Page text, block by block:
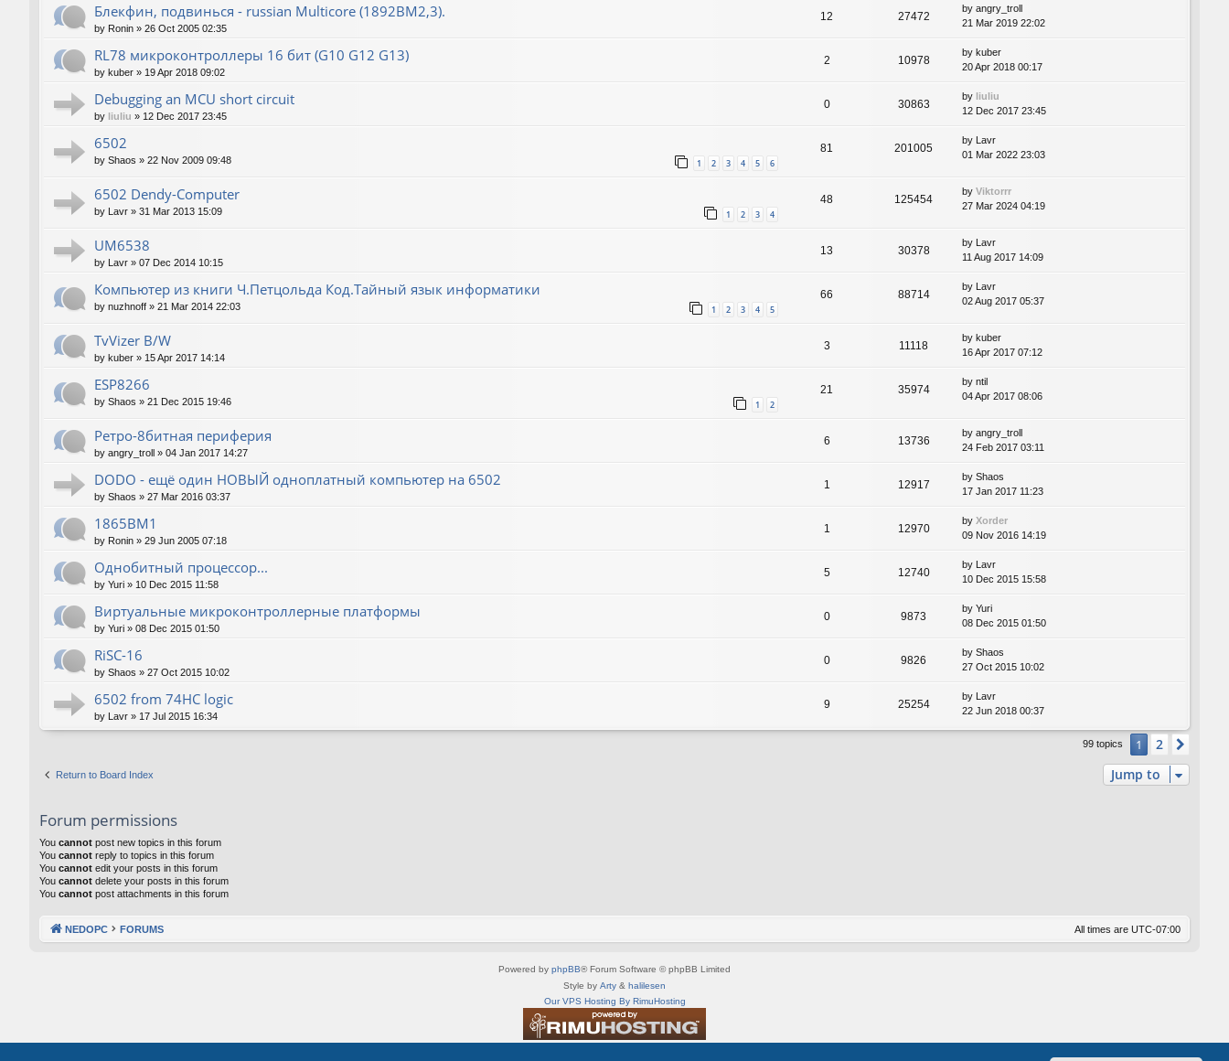
Блекфин, подвинься - russian Multicore (1892ВМ2,3).
by Ronin » 26 Oct 2005 02:35
12 27472
by angry_troll
21 Mar 2019 22:02
RL78 микроконтроллеры 16 бит (G10 G12 G13)
by kuber » 19 Apr 2018 09:02
2 10978
by kuber
20 Apr 2018 00:17
Debugging an MCU short circuit
by liuliu » 12 Dec 2017 23:45
0 30863
by liuliu
12 Dec 2017 23:45
6502
by Shaos » 22 Nov 2009 09:48 1 2 3 4 5 6
81 201005
by Lavr
01 Mar 2022 23:03
6502 Dendy-Computer
by Lavr » 31 Mar 2013 15:09 1 2 3 4
48 125454
by Viktorrr
27 Mar 2024 04:19
UM6538
by Lavr » 07 Dec 2014 10:15
13 30378
by Lavr
11 Aug 2017 14:09
Компьютер из книги Ч.Петцольда Код.Тайный язык информатики
by nuzhnoff » 21 Mar 2014 22:03 1 2 3 4 5
66 88714
by Lavr
02 Aug 2017 05:37
TvVizer B/W
by kuber » 15 Apr 2017 14:14
3 11118
by kuber
16 Apr 2017 07:12
ESP8266
by Shaos » 21 Dec 2015 19:46 1 2
21 35974
by ntil
04 Apr 2017 08:06
Ретро-8битная периферия
by angry_troll » 04 Jan 2017 14:27
6 13736
by angry_troll
24 Feb 2017 03:11
DODO - ещё один НОВЫЙ одноплатный компьютер на 6502
by Shaos » 27 Mar 2016 03:37
1 12917
by Shaos
17 Jan 2017 11:23
1865ВМ1
by Ronin » 29 Jun 2005 07:18
1 12970
by Xorder
09 Nov 2016 14:19
Однобитный процессор...
by Yuri » 10 Dec 2015 11:58
5 12740
by
Lavr
10 Dec 2015 15:58
Виртуальные микроконтроллерные платформы
by Yuri » 08 Dec 2015 01:50
0 9873
by Yuri
08 Dec 2015 01:50
RiSC-16
by Shaos » 27 Oct 2015 10:02
0 9826
by Shaos
27 Oct 2015 10:02
6502 from 74HC logic
by Lavr » 17 Jul 2015 16:34
9 25254
by
Lavr
22 Jun 2018 00:37
99 topics 1 2
Return to Board Index Jump to
Forum permissions
You cannot post new topics in this forum
You cannot reply to topics in this forum
You cannot edit your posts in this forum
You cannot delete your posts in this forum
You cannot post attachments in this forum
NEDOPC FORUMS All times are UTC-07:00
Powered by phpBB® Forum Software © phpBB Limited
Style by Arty & halilesen
Our VPS Hosting By RimuHosting